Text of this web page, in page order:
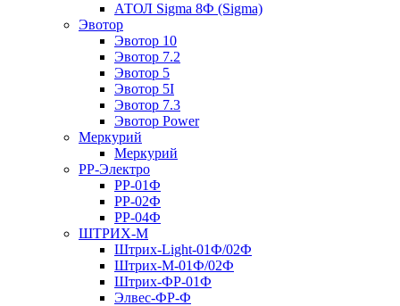
АТОЛ Sigma 8Ф (Sigma)
Эвотор
Эвотор 10
Эвотор 7.2
Эвотор 5
Эвотор 5I
Эвотор 7.3
Эвотор Power
Меркурий
Меркурий
РР-Электро
РР-01Ф
РР-02Ф
РР-04Ф
ШТРИХ-М
Штрих-Light-01Ф/02Ф
Штрих-М-01Ф/02Ф
Штрих-ФР-01Ф
Элвес-ФР-Ф